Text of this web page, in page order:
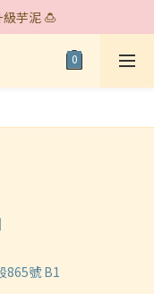
芋泥 🍮
芋泥 🍮
18🎉
芋泥 🍮
865號 B1